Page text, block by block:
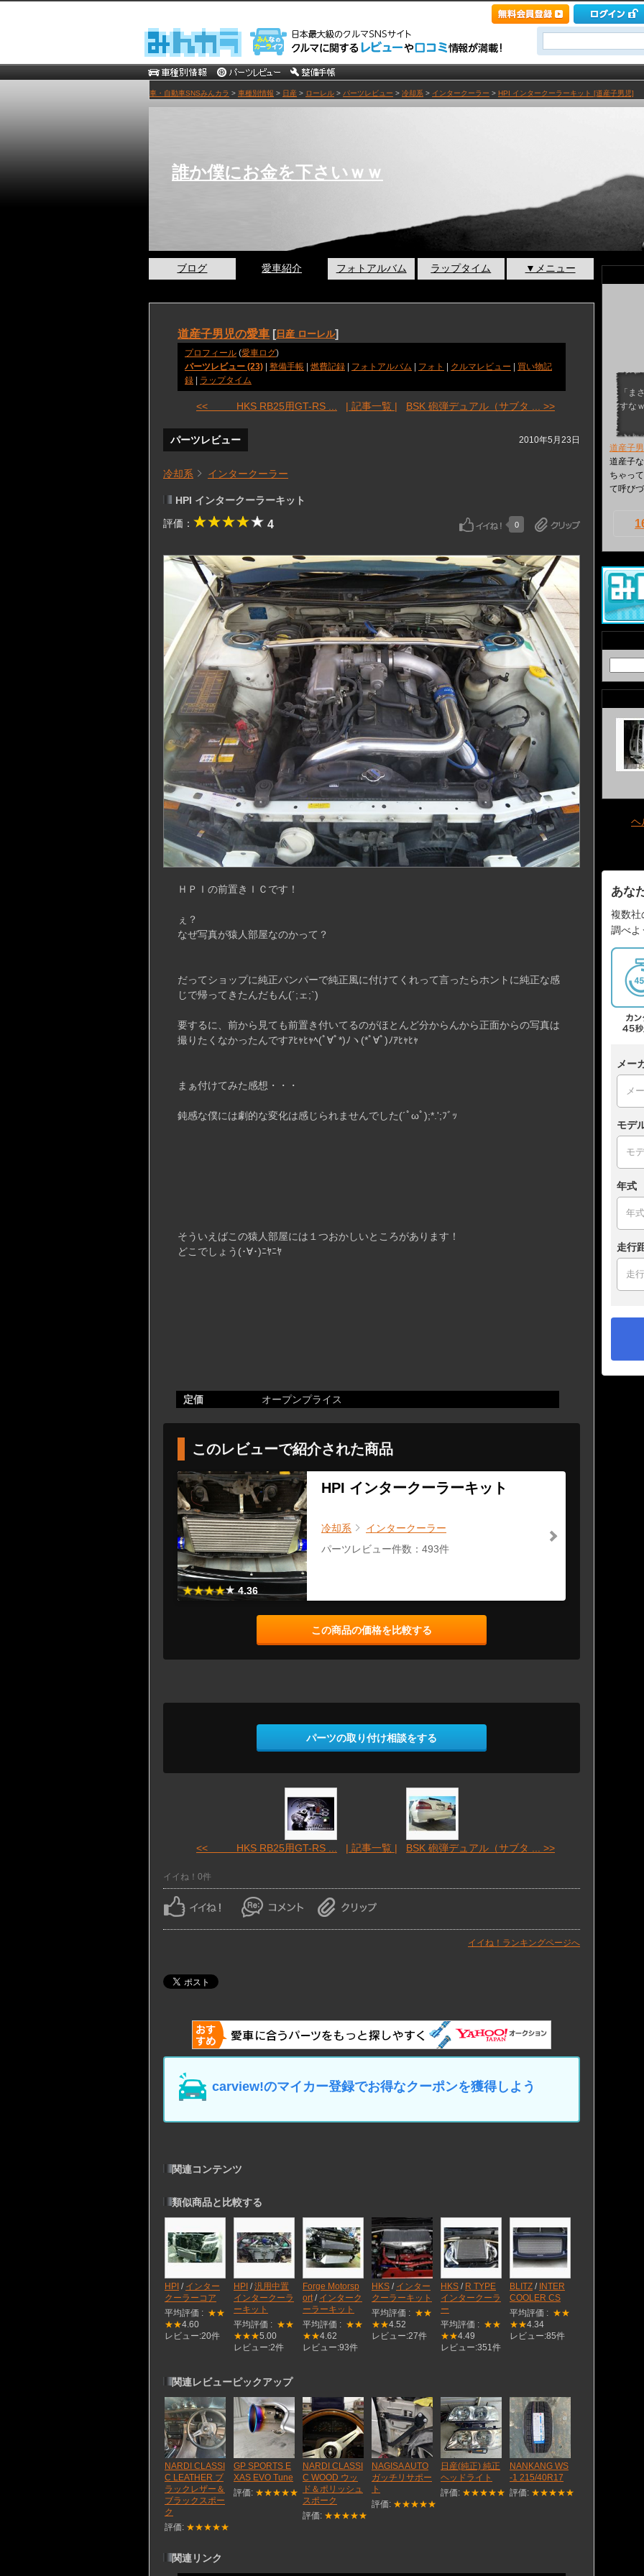
車・自動車SNSみんカラ > 車種別情報 > 日産 > ローレル > パーツレビュー > 冷却系 > インタークーラー > HPI インタークーラーキット [道産子男児]
誰か僕にお金を下さいｗｗ
ブログ 愛車紹介 フォトアルバム ラップタイム ▼メニュー
道産子男児の愛車 [ 日産 ローレル]
プロフィール (愛車ログ)
パーツレビュー (23)
整備手帳 燃費記録 フォトアルバム フォト クルマレビュー
買い物記
録
ラップタイム
<< HKS RB25用GT-RS ... | 記事一覧 | BSK 砲弾デュアル（サブタ ... >>
パーツレビュー 2010年5月23日
冷却系 インタークーラー
HPI インタークーラーキット
評価：
4 0
ＨＰＩの前置きＩＣです！
ぇ？
なぜ写真が猿人部屋なのかって？
だってショップに純正バンパーで純正風に付けてくれって言ったらホントに純正な感
じで帰ってきたんだもん(´;ェ;`)
要するに、前から見ても前置き付いてるのがほとんど分からんから正面からの写真は
撮りたくなかったんですｱﾋｬﾋｬﾍ(ﾟ∀ﾟ*)ﾉヽ(*ﾟ∀ﾟ)ﾉｱﾋｬﾋｬ
まぁ付けてみた感想・・・
鈍感な僕には劇的な変化は感じられませんでした(´ﾟωﾟ);*.';ﾌﾞｯ
そういえばこの猿人部屋には１つおかしいところがあります！
どこでしょう(･∀･)ﾆﾔﾆﾔ
定価 オープンプライス
このレビューで紹介された商品
4.36
HPI インタークーラーキット
冷却系
インタークーラー
パーツレビュー件数：493件
この商品の価格を比較する
パーツの取り付け相談をする
<< HKS RB25用GT-RS ... | 記事一覧 | BSK 砲弾デュアル（サブタ ... >>
イイね！0件
イイね！ランキングページへ
carview!のマイカー登録でお得なクーポンを獲得しよう
関連コンテンツ
類似商品と比較する
HPI / インター
クーラーコア
平均評価 : ★★
★★4.60
レビュー:20件
HPI /汎用中置
インタークーラ
ーキット
平均評価 : ★★
★★★5.00
レビュー:2件
Forge Motorsp
ort / インターク
ーラーキット
平均評価 : ★★
★★4.62
レビュー:93件
HKS / インター
クーラーキット
平均評価 : ★★
★★4.52
レビュー:27件
HKS / R TYPE
インタークーラ
ー
平均評価 : ★★
★★4.49
レビュー:351件
BLITZ / INTER
COOLER CS
平均評価 : ★★
★★4.34
レビュー:85件
関連レビューピックアップ
NARDI CLASSI
C LEATHER ブ
ラックレザー＆
ブラックスポー
ク
評価: ★★★★★
GP SPORTS E
XAS EVO Tune
評価: ★★★★★
NARDI CLASSI
C WOOD ウッ
ド＆ポリッシュ
スポーク
評価: ★★★★★
NAGISA AUTO
ガッチリサポー
ト
評価: ★★★★★
日産(純正) 純正
ヘッドライト
評価: ★★★★★
NANKANG WS
-1 215/40R17
評価: ★★★★★
関連リンク
「ま
すなｗ
道産子
道産子
ちゃっ
て呼び
ヘ
あな
複数社
調べよ
メー
モデ
年式
走行